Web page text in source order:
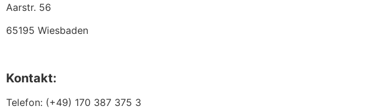
Aarstr. 56
65195 Wiesbaden
Kontakt:
Telefon: (+49) 170 387 375 3